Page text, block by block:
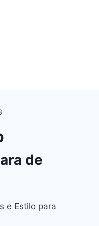
de
e Estilo para